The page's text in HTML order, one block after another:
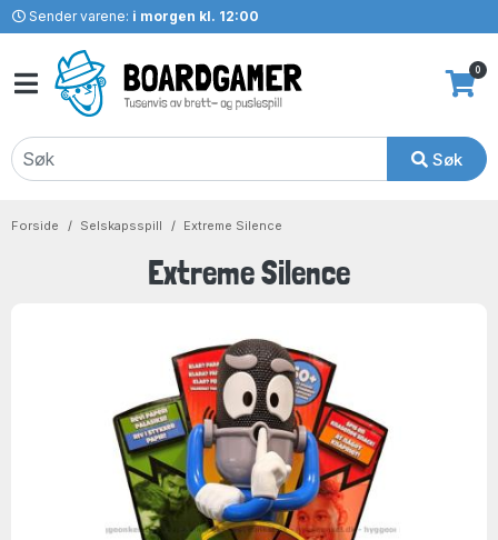
Sender varene: i morgen kl. 12:00
Søk
0
Forside Selskapsspill Extreme Silence
Extreme Silence